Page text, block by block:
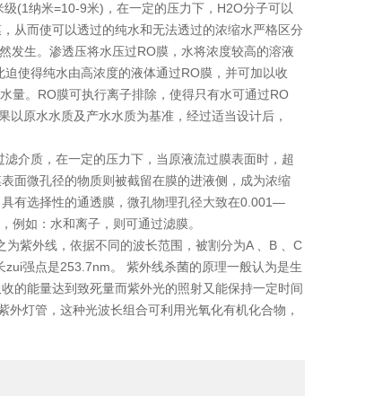
(1纳米=10-9米)，在一定的压力下，H2O分子可以
从而使可以透过的纯水和无法透过的浓缩水严格区分
发生。渗透压将水压过RO膜，水将浓度较高的溶液
使得纯水由高浓度的液体通过RO膜，并可加以收
量。RO膜可执行离子排除，使得只有水可通过RO
原水水质及产水水质为基准，经过适当设计后，
介质，在一定的压力下，当原液流过膜表面时，超
面微孔径的物质则被截留在膜的进液侧，成为浓缩
有选择性的通透膜，微孔物理孔径大致在0.001—
例如：水和离子，则可通过滤膜。
紫外线，依据不同的波长范围，被割分为A 、B 、C
强点是253.7nm。 紫外线杀菌的原理一般认为是生
的能量达到致死量而紫外光的照射又能保持一定时间
灯管，这种光波长组合可利用光氧化有机化合物，